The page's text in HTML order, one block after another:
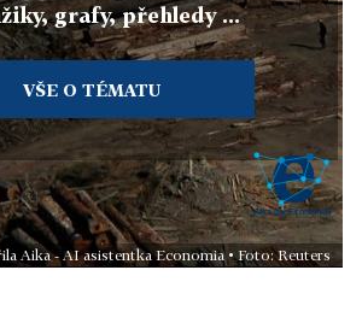
grafy, přehledy ...
VŠE O TÉMATU
Aika - AI asistentka Economia • Foto: Reuters